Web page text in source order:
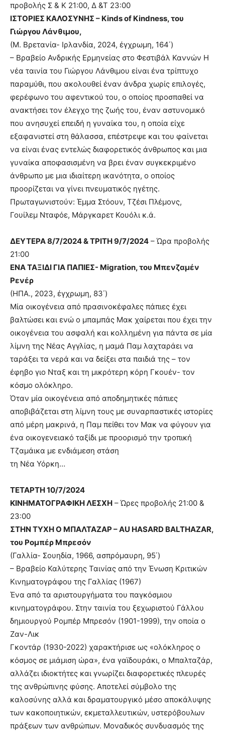
προβολής Σ & Κ 21:00, Δ &Τ 23:00
ΙΣΤΟΡΙΕΣ ΚΑΛΟΣΥΝΗΣ – Kinds of Kindness, του
Γιώργου Λάνθιμου,
(Μ. Βρετανία- Ιρλανδία, 2024, έγχρωμη, 164΄)
– Βραβείο Ανδρικής Ερμηνείας στο Φεστιβάλ Καννών Η
νέα ταινία του Γιώργου Λάνθιμου είναι ένα τρίπτυχο
παραμύθι, που ακολουθεί έναν άνδρα χωρίς επιλογές,
φερέφωνο του αφεντικού του, ο οποίος προσπαθεί να
ανακτήσει τον έλεγχο της ζωής του, έναν αστυνομικό
που ανησυχεί επειδή η γυναίκα του, η οποία είχε
εξαφανιστεί στη θάλασσα, επέστρεψε και του φαίνεται
να είναι ένας εντελώς διαφορετικός άνθρωπος και μια
γυναίκα αποφασισμένη να βρει έναν συγκεκριμένο
άνθρωπο με μια ιδιαίτερη ικανότητα, ο οποίος
προορίζεται να γίνει πνευματικός ηγέτης.
Πρωταγωνιστούν: Έμμα Στόουν, Τζέσι Πλέμονς,
Γουίλεμ Νταφόε, Μάργκαρετ Κουόλι κ.ά.
ΔΕΥΤΕΡΑ 8/7/2024 & ΤΡΙΤΗ 9/7/2024 – Ώρα προβολής
21:00
ΕΝΑ ΤΑΞΙΔΙ ΓΙΑ ΠΑΠΙΕΣ- Migration, του Μπενζαμέν
Ρενέρ
(ΗΠΑ., 2023, έγχρωμη, 83΄)
Μία οικογένεια από πρασινοκέφαλες πάπιες έχει
βαλτώσει και ενώ ο μπαμπάς Μακ χαίρεται που έχει την
οικογένεια του ασφαλή και κολλημένη για πάντα σε μία
λίμνη της Νέας Αγγλίας, η μαμά Παμ λαχταράει να
ταράξει τα νερά και να δείξει στα παιδιά της – τον
έφηβο γιο Νταξ και τη μικρότερη κόρη Γκουέν- τον
κόσμο ολόκληρο.
Όταν μία οικογένεια από αποδημητικές πάπιες
αποβιβάζεται στη λίμνη τους με συναρπαστικές ιστορίες
από μέρη μακρινά, η Παμ πείθει τον Μακ να φύγουν για
ένα οικογενειακό ταξίδι με προορισμό την τροπική
Τζαμάικα με ενδιάμεση στάση
τη Νέα Υόρκη…
ΤΕΤΑΡΤΗ 10/7/2024
ΚΙΝΗΜΑΤΟΓΡΑΦΙΚΗ ΛΕΣΧΗ – Ώρες προβολής 21:00 &
23:00
ΣΤΗΝ ΤΥΧΗ Ο ΜΠΑΛΤΑΖΑΡ – AU HASARD BALTHAZAR,
του Ρομπέρ Μπρεσόν
(Γαλλία- Σουηδία, 1966, ασπρόμαυρη, 95΄)
– Βραβείο Καλύτερης Ταινίας από την Ένωση Κριτικών
Κινηματογράφου της Γαλλίας (1967)
Ένα από τα αριστουργήματα του παγκόσμιου
κινηματογράφου. Στην ταινία του ξεχωριστού Γάλλου
δημιουργού Ρομπέρ Μπρεσόν (1901-1999), την οποία ο
Ζαν-Λικ
Γκοντάρ (1930-2022) χαρακτήρισε ως «ολόκληρος ο
κόσμος σε μιάμιση ώρα», ένα γαϊδουράκι, ο Μπαλταζάρ,
αλλάζει ιδιοκτήτες και γνωρίζει διαφορετικές πλευρές
της ανθρώπινης φύσης. Αποτελεί σύμβολο της
καλοσύνης αλλά και δραματουργικό μέσο αποκάλυψης
των κακοποιητικών, εκμεταλλευτικών, υστερόβουλων
πράξεων των ανθρώπων. Μοναδικός συνδυασμός της